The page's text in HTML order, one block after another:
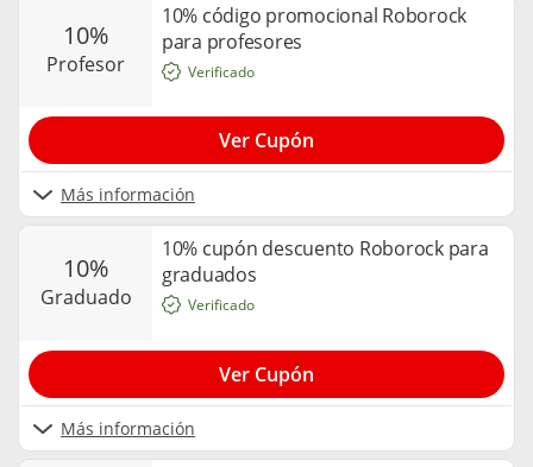
10%
profesor
10% código promocional Roborock
para profesores
Más información
Verificado
Ver Cupón
10%
graduado
10% cupón descuento Roborock para
graduados
Más información
Verificado
Ver Cupón